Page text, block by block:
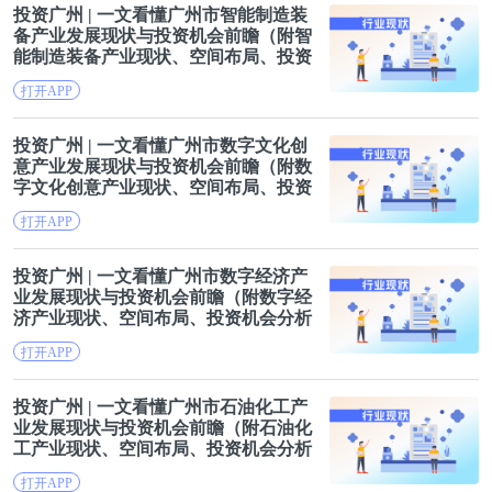
投资广州 | 一文看懂广州市智能制造装
备产业发展现状与投资机会前瞻（附智
能制造装备产业现状、空间布局、投资
机会分析等）
打开APP
投资广州 | 一文看懂广州市数字文化创
意产业发展现状与投资机会前瞻（附数
字文化创意产业现状、空间布局、投资
机会分析等）
打开APP
投资广州 | 一文看懂广州市数字经济产
业发展现状与投资机会前瞻（附数字经
济产业现状、空间布局、投资机会分析
等）
打开APP
投资广州 | 一文看懂广州市石油化工产
业发展现状与投资机会前瞻（附石油化
工产业现状、空间布局、投资机会分析
等）
打开APP